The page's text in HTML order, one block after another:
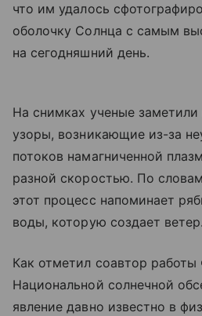
что им удалось
оболочку Солнца с самым
на сегодняшний день.
На снимках ученые
узоры, возникающие из-за
потоков намагниченной
разной скоростью. По
этот процесс напоминает
воды, которую создает ветер.
Как отметил соавтор
Национальной солнечной
явление давно известно в